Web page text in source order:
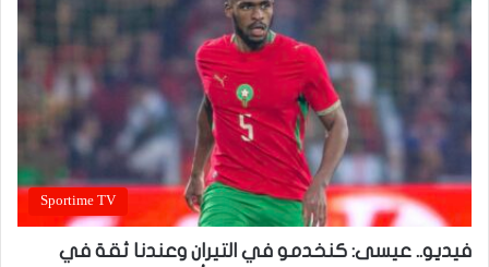
Sportime TV
فيديو.. عيسى: كنخدمو في التيران وعندنا ثقة في